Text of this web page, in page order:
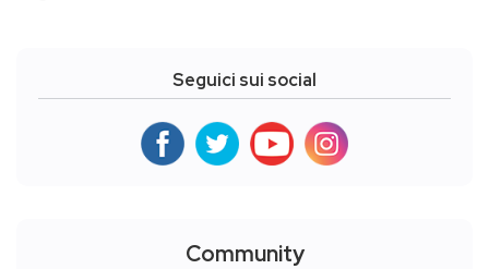
Seguici sui social
Community